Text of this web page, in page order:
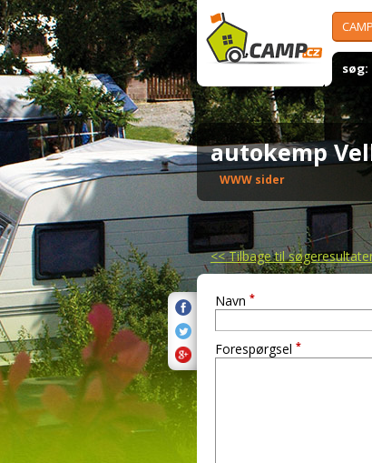
søg:
autokemp
WWW sider
<<Tilbage til
Navn *
Forespørgsel *